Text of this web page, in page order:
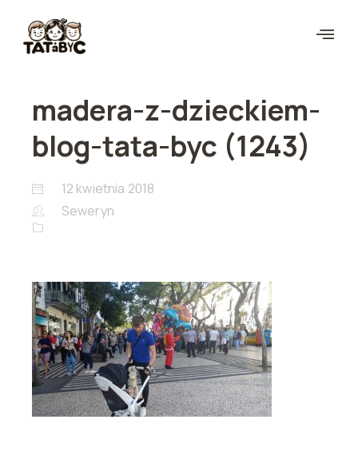
madera-z-dzieckiem-
blog-tata-byc (1243)
12 kwietnia 2018
Seweryn